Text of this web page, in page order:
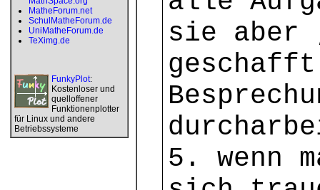
MatheForum.net
SchulMatheForum.de
UniMatheForum.de
TeXimg.de
FunkyPlot:
Kostenloser und
quelloffener
Funktionenplotter
für Linux und andere
Betriebssysteme
sie aber
5. wenn